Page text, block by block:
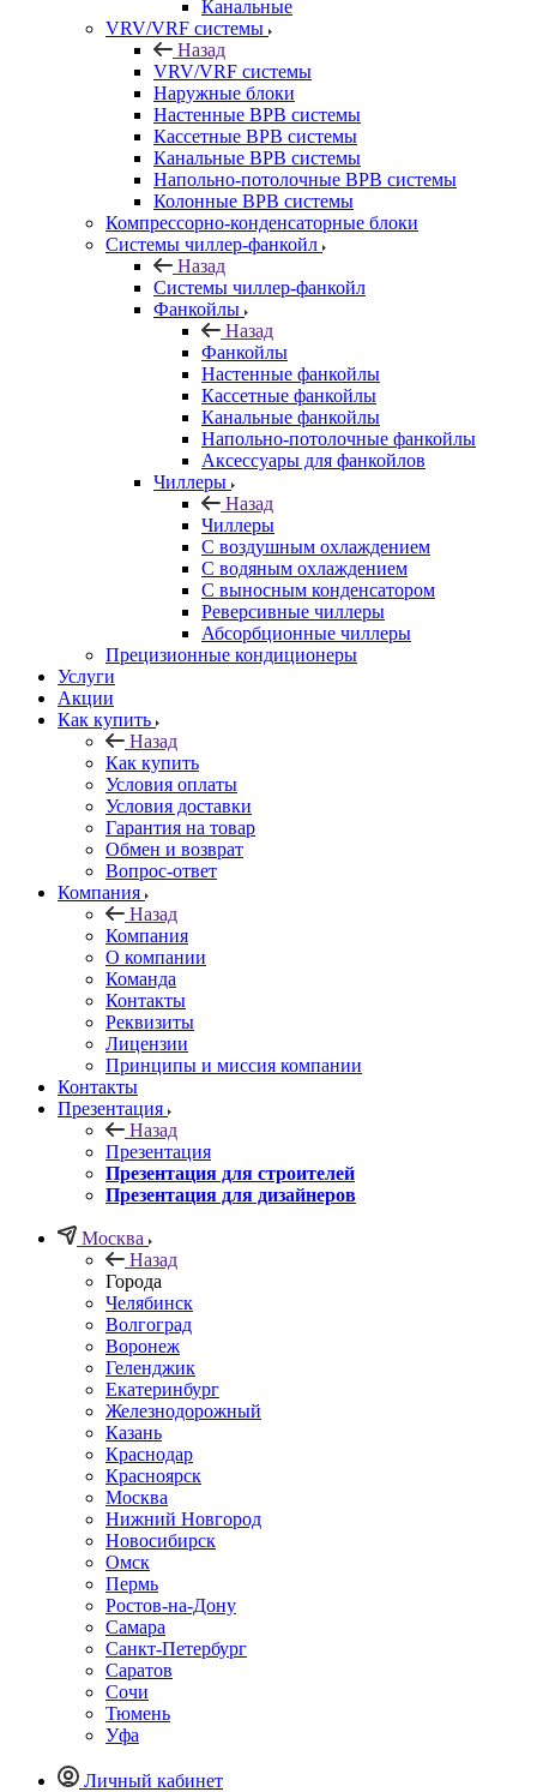
Канальные
VRV/VRF системы
Назад
VRV/VRF системы
Наружные блоки
Настенные ВРВ системы
Кассетные ВРВ системы
Канальные ВРВ системы
Напольно-потолочные ВРВ системы
Колонные ВРВ системы
Компрессорно-конденсаторные блоки
Системы чиллер-фанкойл
Назад
Системы чиллер-фанкойл
Фанкойлы
Назад
Фанкойлы
Настенные фанкойлы
Кассетные фанкойлы
Канальные фанкойлы
Напольно-потолочные фанкойлы
Аксессуары для фанкойлов
Чиллеры
Назад
Чиллеры
С воздушным охлаждением
С водяным охлаждением
С выносным конденсатором
Реверсивные чиллеры
Абсорбционные чиллеры
Прецизионные кондиционеры
Услуги
Акции
Как купить
Назад
Как купить
Условия оплаты
Условия доставки
Гарантия на товар
Обмен и возврат
Вопрос-ответ
Компания
Назад
Компания
О компании
Команда
Контакты
Реквизиты
Лицензии
Принципы и миссия компании
Контакты
Презентация
Назад
Презентация
Презентация для строителей
Презентация для дизайнеров
Москва
Назад
Города
Челябинск
Волгоград
Воронеж
Геленджик
Екатеринбург
Железнодорожный
Казань
Краснодар
Красноярск
Москва
Нижний Новгород
Новосибирск
Омск
Пермь
Ростов-на-Дону
Самара
Санкт-Петербург
Саратов
Сочи
Тюмень
Уфа
Личный кабинет